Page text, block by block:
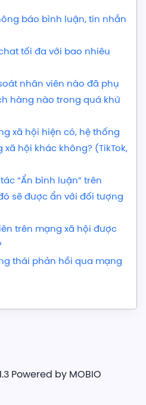
báo bình luận, tin nhắn
tối đa với bao nhiêu
nhân viên nào đã phụ
hàng nào trong quá khứ
xã hội hiện có, hệ thống
hội khác không? (TikTok,
“Ẩn bình luận” trên
sẽ được ẩn với đối tượng
trên mạng xã hội được
thái phản hồi qua mạng
Powered by MOBIO